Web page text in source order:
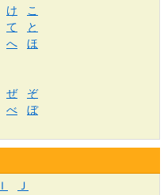
け
こ
て
と
へ
ほ
ぜ
ぞ
べ
ぼ
Ｉ
Ｊ